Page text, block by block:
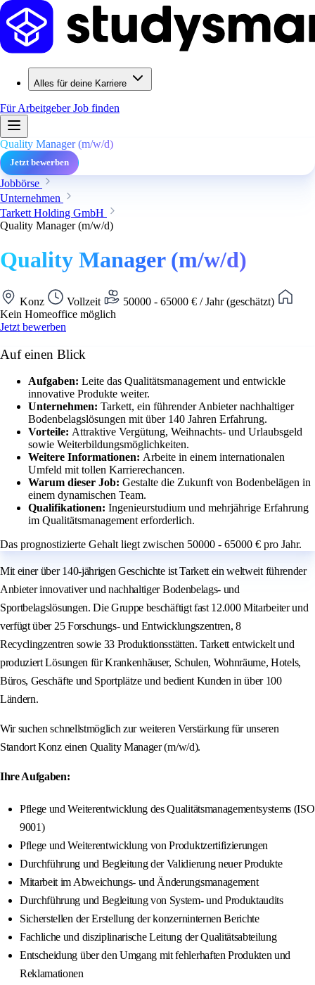
Alles für deine Karriere
Für ArbeitgeberJob finden
Quality Manager (m/w/d)
Jetzt bewerben
Jobbörse
Unternehmen
Tarkett Holding GmbH
Quality Manager (m/w/d)
Quality Manager (m/w/d)
Konz Vollzeit
50000 - 65000 € / Jahr (geschätzt)
Kein Homeoffice möglich
Jetzt bewerben
Auf einen Blick
Aufgaben: Leite das Qualitätsmanagement und entwickle
innovative Produkte weiter.
Unternehmen: Tarkett, ein führender Anbieter nachhaltiger
Bodenbelagslösungen mit über 140 Jahren Erfahrung.
Vorteile: Attraktive Vergütung, Weihnachts- und Urlaubsgeld
sowie Weiterbildungsmöglichkeiten.
Weitere Informationen: Arbeite in einem internationalen
Umfeld mit tollen Karrierechancen.
Warum dieser Job: Gestalte die Zukunft von Bodenbelägen in
einem dynamischen Team.
Qualifikationen: Ingenieurstudium und mehrjährige Erfahrung
im Qualitätsmanagement erforderlich.
Das prognostizierte Gehalt liegt zwischen 50000 - 65000 € pro Jahr.
Mit einer über 140-jährigen Geschichte ist Tarkett ein weltweit führender
Anbieter innovativer und nachhaltiger Bodenbelags- und
Sportbelagslösungen. Die Gruppe beschäftigt fast 12.000 Mitarbeiter und
verfügt über 25 Forschungs- und Entwicklungszentren, 8
Recyclingzentren sowie 33 Produktionsstätten. Tarkett entwickelt und
produziert Lösungen für Krankenhäuser, Schulen, Wohnräume, Hotels,
Büros, Geschäfte und Sportplätze und bedient Kunden in über 100
Ländern.
Wir suchen schnellstmöglich zur weiteren Verstärkung für unseren
Standort Konz einen Quality Manager (m/w/d).
Ihre Aufgaben:
Pflege und Weiterentwicklung des Qualitätsmanagementsystems (ISO
9001)
Pflege und Weiterentwicklung von Produktzertifizierungen
Durchführung und Begleitung der Validierung neuer Produkte
Mitarbeit im Abweichungs- und Änderungsmanagement
Durchführung und Begleitung von System- und Produktaudits
Sicherstellen der Erstellung der konzerninternen Berichte
Fachliche und disziplinarische Leitung der Qualitätsabteilung
Entscheidung über den Umgang mit fehlerhaften Produkten und
Reklamationen